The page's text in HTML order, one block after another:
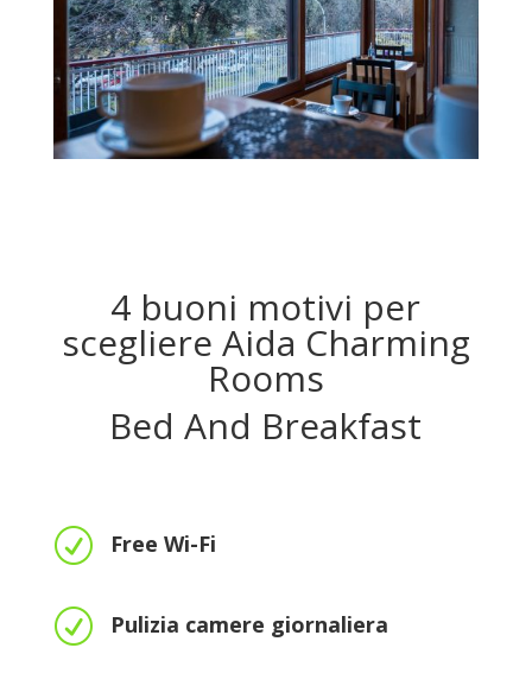
4 buoni motivi per
scegliere Aida Charming
Rooms
Bed And Breakfast
R Free Wi-Fi
R Pulizia camere giornaliera